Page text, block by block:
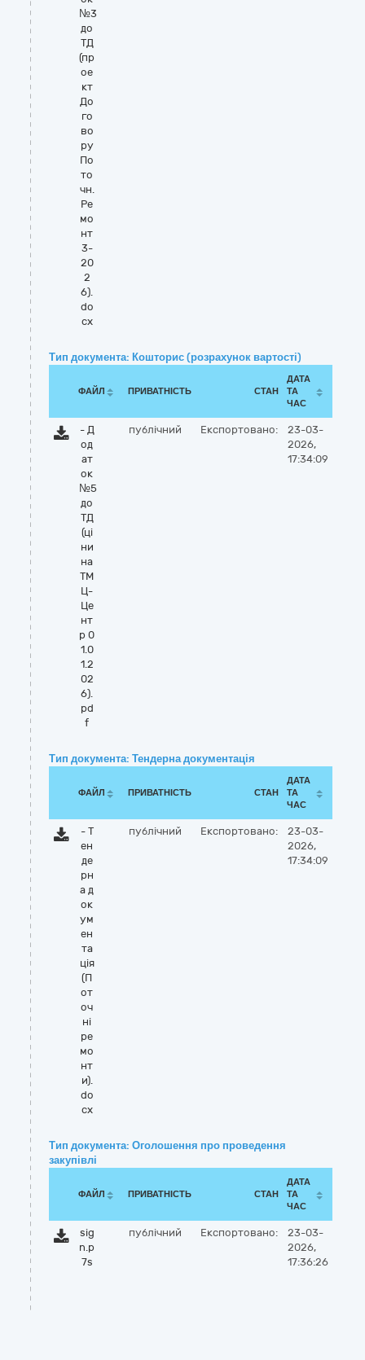
№3
до
ТД
(пр
ое
кт
До
го
во
ру
По
то
чн.
Ре
мо
нт
3-
20
2
6).
do
cx
Тип документа: Кошторис (розрахунок вартості)
ФАЙЛ ПРИВАТНІСТЬ СТАН
ДАТА
ТА
ЧАС
- Д
од
ат
ок
№5
до
ТД
(ці
ни
на
ТМ
Ц-
Це
нт
р 0
1.0
1.2
02
6).
pd
f
публічний Експортовано:
23-03-
2026,
17:34:09
Тип документа: Тендерна документація
ФАЙЛ ПРИВАТНІСТЬ СТАН
ДАТА
ТА
ЧАС
- Т
ен
де
рн
а д
ок
ум
ен
та
ція
(П
от
оч
ні
ре
мо
нт
и).
do
cx
публічний Експортовано:
23-03-
2026,
17:34:09
Тип документа: Оголошення про проведення
закупівлі
ФАЙЛ ПРИВАТНІСТЬ СТАН
ДАТА
ТА
ЧАС
sig
n.p
7s
публічний Експортовано:
23-03-
2026,
17:36:26